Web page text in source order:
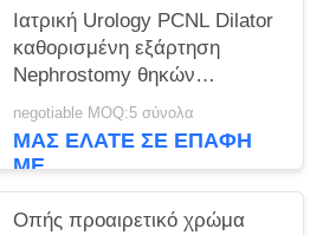
Ιατρική Urology PCNL Dilator
καθορισμένη εξάρτηση
Nephrostomy θηκών
διαδερματική
negotiable MOQ:5 σύνολα
ΜΑΣ ΕΛΆΤΕ ΣΕ ΕΠΑΦΉ
ΜΕ
Οπής προαιρετικό χρώμα